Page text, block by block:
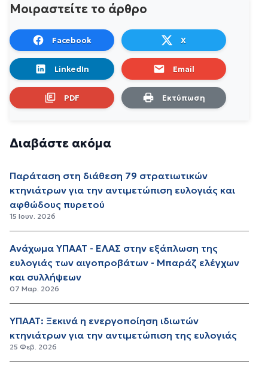
Μοιραστείτε το άρθρο
Facebook X
LinkedIn Email
PDF Εκτύπωση
Διαβάστε ακόμα
Παράταση στη διάθεση 79 στρατιωτικών
κτηνιάτρων για την αντιμετώπιση ευλογιάς και
αφθώδους πυρετού
15 Ιουν. 2026
Ανάχωμα ΥΠΑΑΤ - ΕΛΑΣ στην εξάπλωση της
ευλογιάς των αιγοπροβάτων - Μπαράζ ελέγχων
και συλλήψεων
07 Μαρ. 2026
ΥΠΑΑΤ: Ξεκινά η ενεργοποίηση ιδιωτών
κτηνιάτρων για την αντιμετώπιση της ευλογιάς
25 Φεβ. 2026